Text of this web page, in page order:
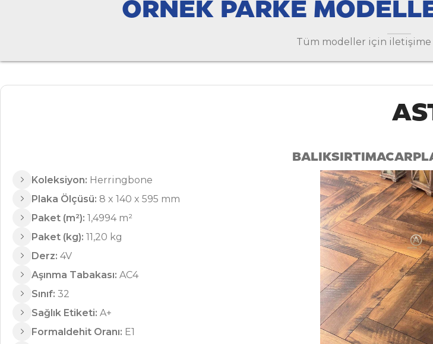
ÖRNEK PARKE
Tüm modeller için
BALIKSIRTI MACAR
Koleksiyon: Herringbone
Plaka Ölçüsü: 8 x 140 x 595 mm
Paket (m²): 1,4994 m²
Paket (kg): 11,20 kg
Derz: 4V
Aşınma Tabakası: AC4
Sınıf: 32
Sağlık Etiketi: A+
Formaldehit Oranı: E1